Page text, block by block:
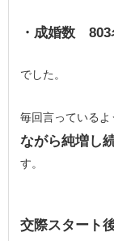
・成婚数 803
でした。
毎回言っているよ
ながら純増し
す。
交際スタート